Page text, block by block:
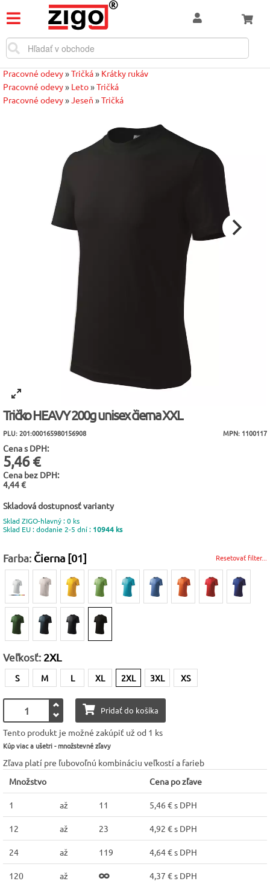
Pracovné odevy»Tričká» Krátky rukáv
Pracovné odevy» Leto»Tričká
Pracovné odevy»Jeseň »Tričká
Tričko HEAVY 200g unisex čierna XXL
PLU: 201:000165980156908 MPN: 1100117
Cena s DPH:
5,46 €
Cena bez DPH:
4,44 €
Skladová dostupnosť varianty
Sklad ZIGO-hlavný : 0 ks
Sklad EU : dodanie 2-5 dní : 10944 ks
Resetovať filter...
Farba: Čierna [01]
Veľkosť: 2XL
S M L XL 2XL 3XL XS
Pridať do košíka
Tento produkt je možné zakúpiť už od 1 ks
Kúp viac a ušetri - množstevné zľavy
Zľava platí pre ľubovoľnú kombináciu veľkostí a farieb
Množstvo
Cena po zľave
1 až 11 5,46 € s DPH
12 až 23 4,92 € s DPH
24 až 119 4,64 € s DPH
120 až 4,37 € s DPH